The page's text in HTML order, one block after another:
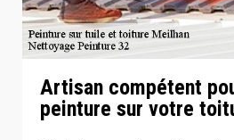
Artisan compétent
peinture sur votre